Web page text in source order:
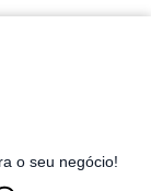
o seu negócio!